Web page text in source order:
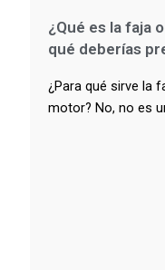
¿Qué es la faja
qué deberías
¿Para qué sirve la
motor? No, no es